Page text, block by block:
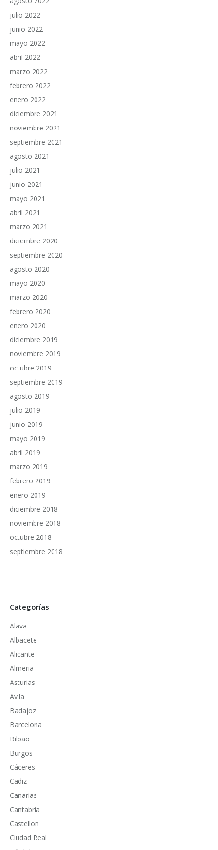
julio 2022
junio 2022
mayo 2022
abril 2022
marzo 2022
febrero 2022
enero 2022
diciembre 2021
noviembre 2021
septiembre 2021
agosto 2021
julio 2021
junio 2021
mayo 2021
abril 2021
marzo 2021
diciembre 2020
septiembre 2020
agosto 2020
mayo 2020
marzo 2020
febrero 2020
enero 2020
diciembre 2019
noviembre 2019
octubre 2019
septiembre 2019
agosto 2019
julio 2019
junio 2019
mayo 2019
abril 2019
marzo 2019
febrero 2019
enero 2019
diciembre 2018
noviembre 2018
octubre 2018
septiembre 2018
Categorías
Alava
Albacete
Alicante
Almeria
Asturias
Avila
Badajoz
Barcelona
Bilbao
Burgos
Cáceres
Cadiz
Canarias
Cantabria
Castellon
Ciudad Real